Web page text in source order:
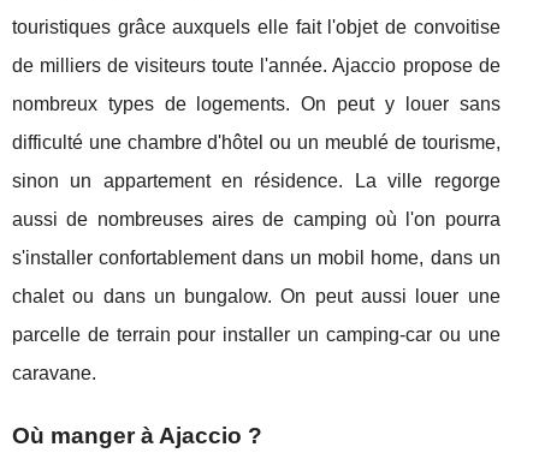
touristiques grâce auxquels elle fait l'objet de convoitise
de milliers de visiteurs toute l'année. Ajaccio propose de
nombreux types de logements. On peut y louer sans
difficulté une chambre d'hôtel ou un meublé de tourisme,
sinon un appartement en résidence. La ville regorge
aussi de nombreuses aires de camping où l'on pourra
s'installer confortablement dans un mobil home, dans un
chalet ou dans un bungalow. On peut aussi louer une
parcelle de terrain pour installer un camping-car ou une
caravane.
Où manger à Ajaccio ?